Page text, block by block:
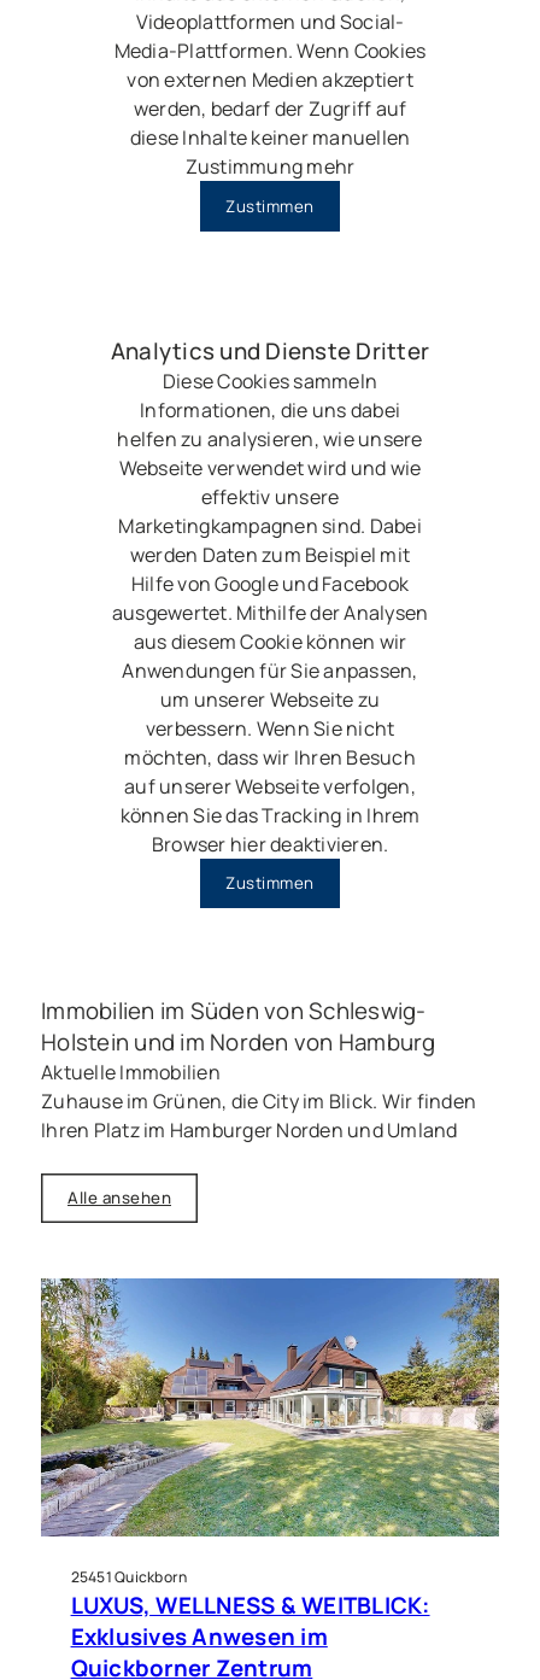
Videoplattformen und Social-
Media-Plattformen. Wenn Cookies
von externen Medien akzeptiert
werden, bedarf der Zugriff auf
diese Inhalte keiner manuellen
Zustimmung mehr
Zustimmen
Analytics und Dienste Dritter
Diese Cookies sammeln
Informationen, die uns dabei
helfen zu analysieren, wie unsere
Webseite verwendet wird und wie
effektiv unsere
Marketingkampagnen sind. Dabei
werden Daten zum Beispiel mit
Hilfe von Google und Facebook
ausgewertet. Mithilfe der Analysen
aus diesem Cookie können wir
Anwendungen für Sie anpassen,
um unserer Webseite zu
verbessern. Wenn Sie nicht
möchten, dass wir Ihren Besuch
auf unserer Webseite verfolgen,
können Sie das Tracking in Ihrem
Browser hier deaktivieren.
Zustimmen
Immobilien im Süden von Schleswig-
Holstein und im Norden von Hamburg
Aktuelle Immobilien
Zuhause im Grünen, die City im Blick. Wir finden
Ihren Platz im Hamburger Norden und Umland
Alle ansehen
25451 Quickborn
LUXUS, WELLNESS & WEITBLICK:
Exklusives Anwesen im
Quickborner Zentrum